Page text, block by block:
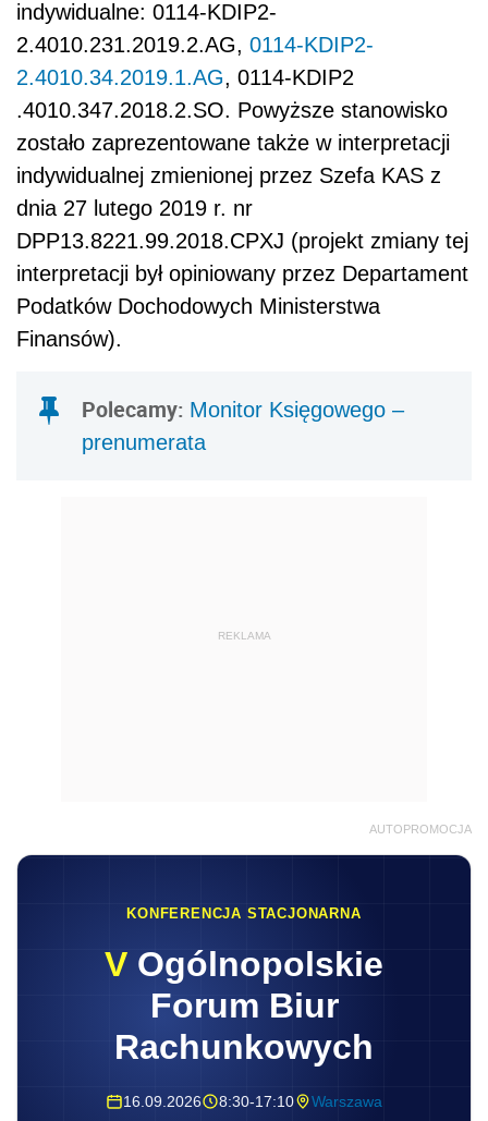
indywidualne: 0114-KDIP2-
2.4010.231.2019.2.AG, 0114-KDIP2-
2.4010.34.2019.1.AG, 0114-KDIP2
.4010.347.2018.2.SO. Powyższe stanowisko
zostało zaprezentowane także w interpretacji
indywidualnej zmienionej przez Szefa KAS z
dnia 27 lutego 2019 r. nr
DPP13.8221.99.2018.CPXJ (projekt zmiany tej
interpretacji był opiniowany przez Departament
Podatków Dochodowych Ministerstwa
Finansów).
Polecamy: Monitor Księgowego –
prenumerata
REKLAMA
AUTOPROMOCJA
KONFERENCJA STACJONARNA
V Ogólnopolskie
Forum Biur
Rachunkowych
16.09.2026 8:30-17:10 Warszawa